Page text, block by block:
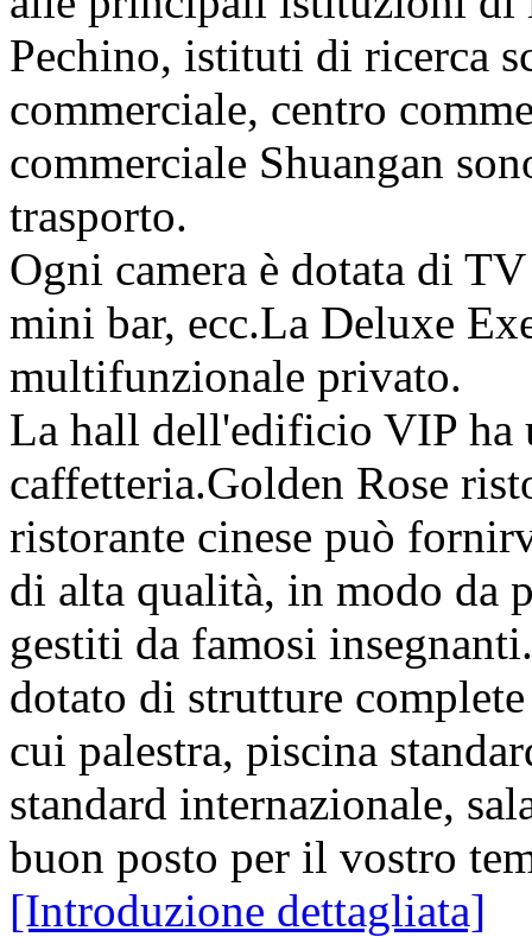
Pechino, istituti di ricerca
commerciale, centro
commerciale Shuangan
trasporto.
Ogni camera è dotata di
mini bar, ecc.La Deluxe
multifunzionale privato.
La hall dell'edificio VIP ha
caffetteria.Golden Rose
ristorante cinese può
di alta qualità, in modo da
gestiti da famosi
dotato di strutture
cui palestra, piscina
standard internazionale,
buon posto per il vostro
[Introduzione dettagliata]